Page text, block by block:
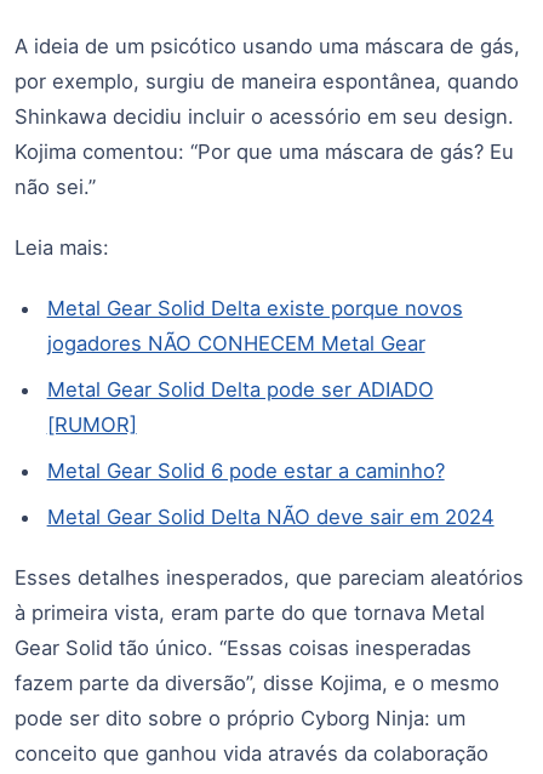
A ideia de um psicótico usando uma máscara de gás,
por exemplo, surgiu de maneira espontânea, quando
Shinkawa decidiu incluir o acessório em seu design.
Kojima comentou: “Por que uma máscara de gás? Eu
não sei.”
Leia mais:
Metal Gear Solid Delta existe porque novos
jogadores NÃO CONHECEM Metal Gear
Metal Gear Solid Delta pode ser ADIADO
[RUMOR]
Metal Gear Solid 6 pode estar a caminho?
Metal Gear Solid Delta NÃO deve sair em 2024
Esses detalhes inesperados, que pareciam aleatórios
à primeira vista, eram parte do que tornava Metal
Gear Solid tão único. “Essas coisas inesperadas
fazem parte da diversão”, disse Kojima, e o mesmo
pode ser dito sobre o próprio Cyborg Ninja: um
conceito que ganhou vida através da colaboração